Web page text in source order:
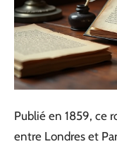
Publié en 1859, ce
entre Londres et